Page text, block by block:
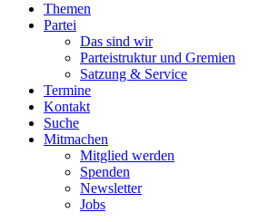
Themen
Partei
Das sind wir
Parteistruktur und Gremien
Satzung & Service
Termine
Kontakt
Suche
Mitmachen
Mitglied werden
Spenden
Newsletter
Jobs